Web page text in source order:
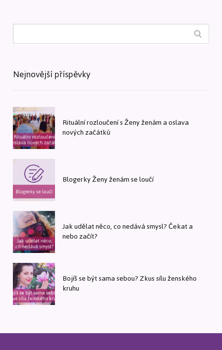
Nejnovější příspěvky
Rituální rozloučení s Ženy ženám a oslava
nových začátků
Blogerky Ženy ženám se loučí
Jak udělat něco, co nedává smysl? Čekat a
nebo začít?
Bojíš se být sama sebou? Zkus sílu ženského
kruhu